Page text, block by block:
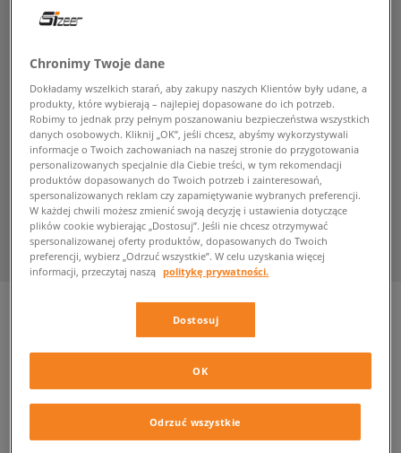
NIKE T-SHIRT U NSW TEE
dziecięce, koszulki
59,99 zł
Chronimy Twoje dane
Dokładamy wszelkich starań, aby zakupy naszych Klientów były udane, a
produkty, które wybierają – najlepiej dopasowane do ich potrzeb.
Robimy to jednak przy pełnym poszanowaniu bezpieczeństwa wszystkich
danych osobowych. Kliknij „OK”, jeśli chcesz, abyśmy wykorzystywali
informacje o Twoich zachowaniach na naszej stronie do przygotowania
personalizowanych specjalnie dla Ciebie treści, w tym rekomendacji
produktów dopasowanych do Twoich potrzeb i zainteresowań,
spersonalizowanych reklam czy zapamiętywanie wybranych preferencji.
W każdej chwili możesz zmienić swoją decyzję i ustawienia dotyczące
plików cookie wybierając „Dostosuj”. Jeśli nie chcesz otrzymywać
spersonalizowanej oferty produktów, dopasowanych do Twoich
preferencji, wybierz „Odrzuć wszystkie”. W celu uzyskania więcej
informacji, przeczytaj naszą politykę prywatności.
Dostosuj
Odrzuć wszystkie
OK